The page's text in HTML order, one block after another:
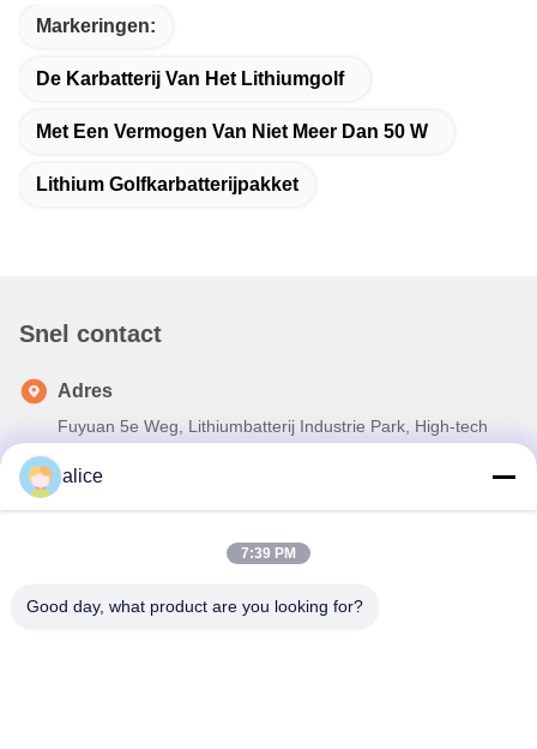
Markeringen:
De Karbatterij Van Het Lithiumgolf
Met Een Vermogen Van Niet Meer Dan 50 W
Lithium Golfkarbatterijpakket
Snel contact
Adres
Fuyuan 5e Weg, Lithiumbatterij Industrie Park, High-tech
Alice@thbattery.com
alice
7:39 PM
Good day, what product are you looking for?